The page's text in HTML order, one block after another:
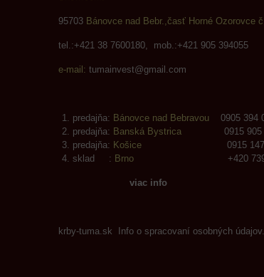
95703 Bánovce nad Bebr.,časť Horné Ozorovce
tel.:+421 38 7600180, mob.:+421 905 394055
e-mail: tumainvest@gmail.com
predajňa: Bánovce nad Bebravou 0905 394
predajňa: Banská Bystrica 0915 905
predajňa: Košice 0915
sklad : Brno +420 739
viac info
krby-tuma.sk Info o spracovaní osobných údajov.